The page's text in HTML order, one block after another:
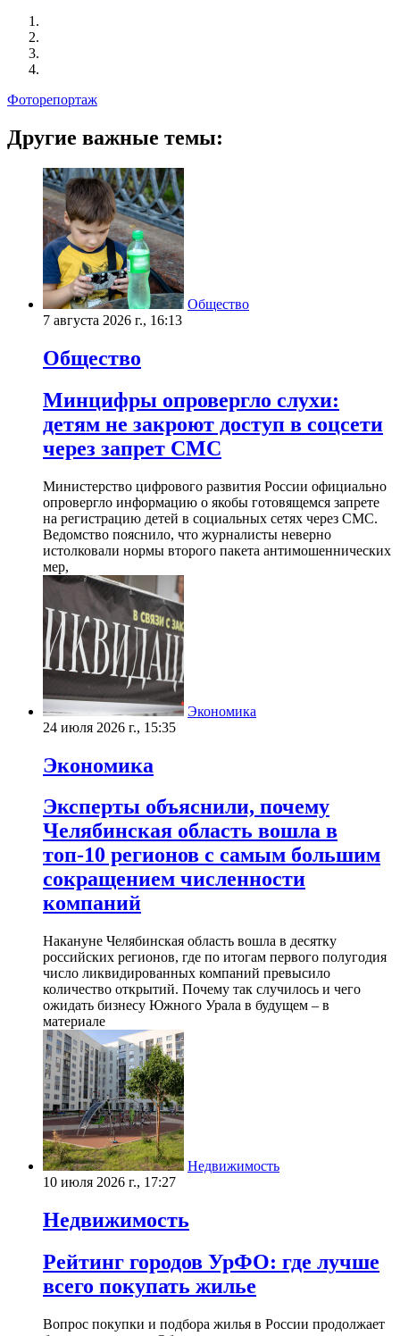
Фоторепортаж
Другие важные темы:
Общество
7 августа 2026 г., 16:13
Общество
Минцифры опровергло слухи:
детям не закроют доступ в соцсети
через запрет СМС
Министерство цифрового развития России официально
опровергло информацию о якобы готовящемся запрете
на регистрацию детей в социальных сетях через СМС.
Ведомство пояснило, что журналисты неверно
истолковали нормы второго пакета антимошеннических
мер,
Экономика
24 июля 2026 г., 15:35
Экономика
Эксперты объяснили, почему
Челябинская область вошла в
топ-10 регионов с самым большим
сокращением численности
компаний
Накануне Челябинская область вошла в десятку
российских регионов, где по итогам первого полугодия
число ликвидированных компаний превысило
количество открытий. Почему так случилось и чего
ожидать бизнесу Южного Урала в будущем – в
материале
Недвижимость
10 июля 2026 г., 17:27
Недвижимость
Рейтинг городов УрФО: где лучше
всего покупать жилье
Вопрос покупки и подбора жилья в России продолжает